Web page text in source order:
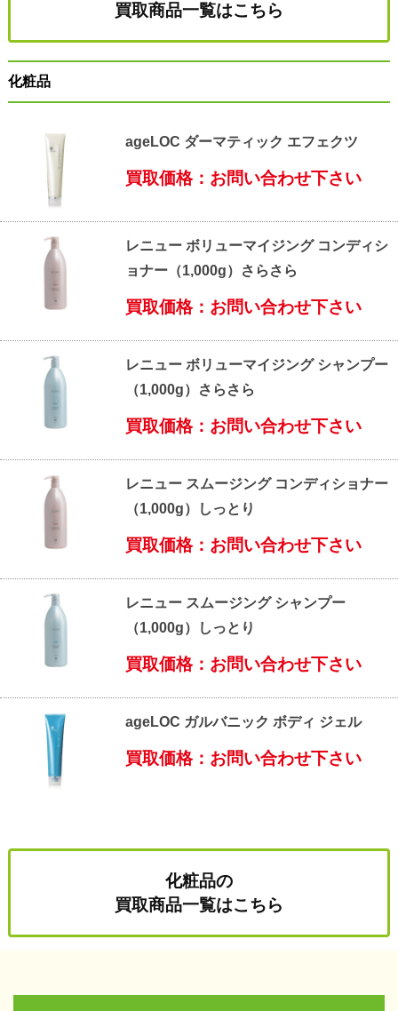
買取商品一覧はこちら
化粧品
ageLOC ダーマティック エフェクツ
買取価格：お問い合わせ下さい
レニュー ボリューマイジング コンディシ
ョナー（1,000g）さらさら
買取価格：お問い合わせ下さい
レニュー ボリューマイジング シャンプー
（1,000g）さらさら
買取価格：お問い合わせ下さい
レニュー スムージング コンディショナー
（1,000g）しっとり
買取価格：お問い合わせ下さい
レニュー スムージング シャンプー
（1,000g）しっとり
買取価格：お問い合わせ下さい
ageLOC ガルバニック ボディ ジェル
買取価格：お問い合わせ下さい
化粧品の
買取商品一覧はこちら